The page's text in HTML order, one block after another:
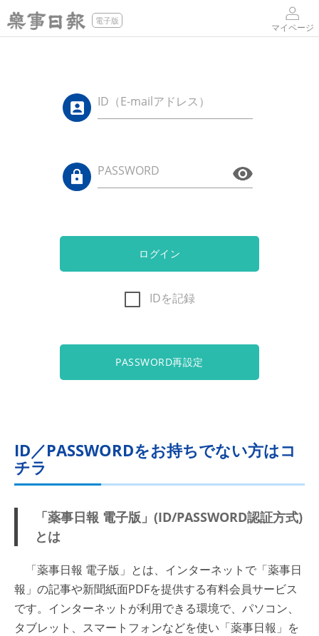
電子版
マイページ
ID（E-mailアドレス）
PASSWORD
ログイン
IDを記録
PASSWORD再設定
ID／PASSWORDをお持ちでない方はコ
チラ
「薬事日報 電子版」(ID/PASSWORD認証方式)
とは
「薬事日報 電子版」とは、インターネットで「薬事日
報」の記事や新聞紙面PDFを提供する有料会員サービス
です。インターネットが利用できる環境で、パソコン、
タブレット、スマートフォンなどを使い「薬事日報」を